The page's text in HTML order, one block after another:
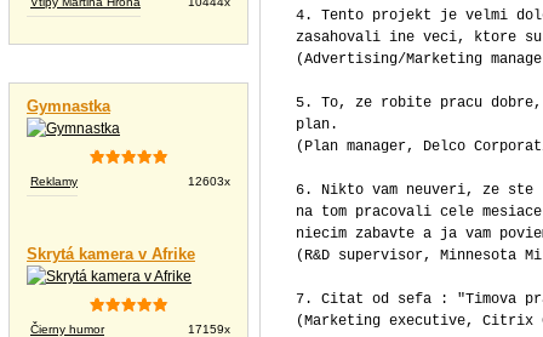
Gymnastka
Reklamy 12603x
Skrytá kamera v Afrike
Čierny humor 17159x
4. Tento projekt je velmi
zasahovali ine veci, ktore
(Advertising/Marketing
5. To, ze robite pracu
plan.
(Plan manager, Delco
6. Nikto vam neuveri, ze ste
na tom pracovali cele
niecim zabavte a ja vam
(R&D supervisor, Minnesota
7. Citat od sefa : "Timova
(Marketing executive, Citrix